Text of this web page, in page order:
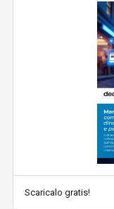
Scaricalo gratis!